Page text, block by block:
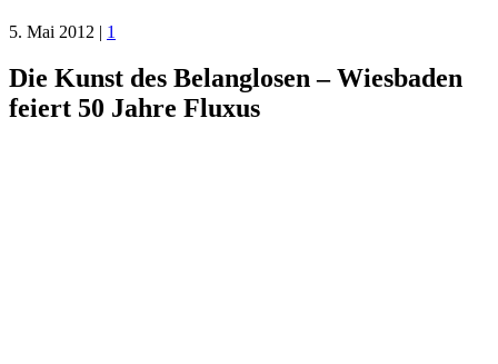
5. Mai 2012 | 1
Die Kunst des Belanglosen – Wiesbaden
feiert 50 Jahre Fluxus